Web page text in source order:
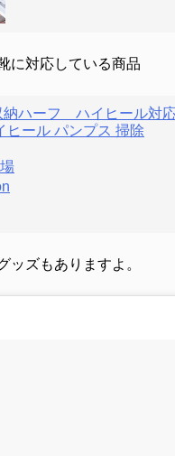
に対応している商品
納ハーフ ハイヒール対
ヒール パンプス 掃除
ッズもありますよ。